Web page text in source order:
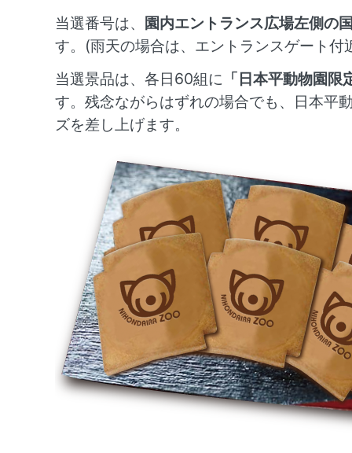
当選番号は、 園内エントランス広場左側の
す。(雨天の場合は、エントランスゲート付
当選景品は、各日60組に 「日本平動物園
す。残念ながらはずれの場合でも、日本平
ズを差し上げます。